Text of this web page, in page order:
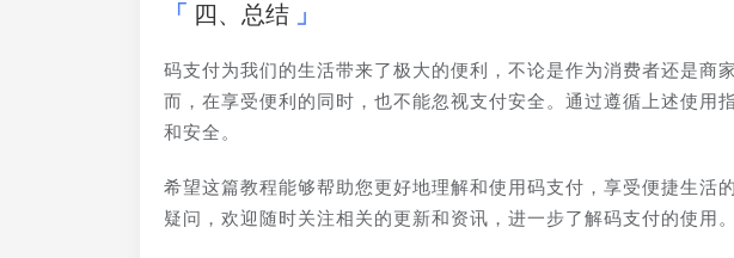
四、总结
码支付为我们的生活带来了极大的便利，不论是作为消费者还是商
而，在享受便利的同时，也不能忽视支付安全。通过遵循上述使用
和安全。
希望这篇教程能够帮助您更好地理解和使用码支付，享受便捷生活
疑问，欢迎随时关注相关的更新和资讯，进一步了解码支付的使用。